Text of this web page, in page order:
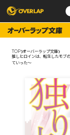
コミックガルド
コミッククリエ
LiQulle
ポケットモンス
アニメ
ゲーム
企業
会社概要
採用情報
アクセス
オーバーラッ
TOP オーバーラップ文庫
推しヒロインは、転生したモブ
ていった～